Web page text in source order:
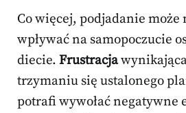
Co więcej, podjadanie może
wpływać na samopoczucie
diecie. Frustracja
trzymaniu się ustalonego
potrafi wywołać negatywne